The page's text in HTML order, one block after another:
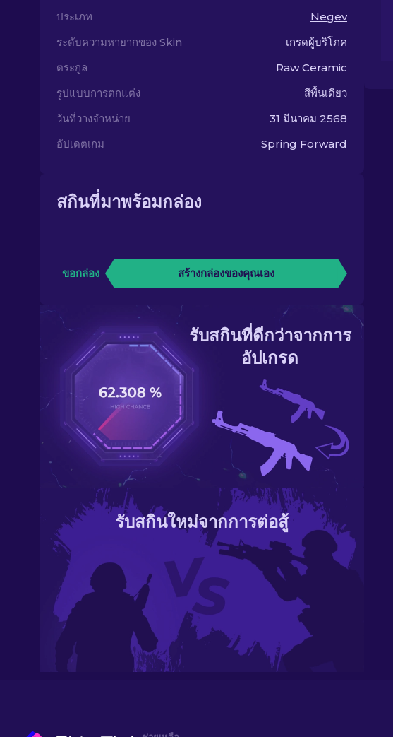
ประเภท
Negev
ระดับความหายากของ Skin
เกรดผู้บริโภค
ตระกูล
Raw Ceramic
รูปแบบการตกแต่ง
สีพื้นเดียว
วันที่วางจำหน่าย
31 มีนาคม 2568
อัปเดตเกม
Spring Forward
สกินที่มาพร้อมกล่อง
ขอกล่อง สร้างกล่องของคุณเอง
รับสกินที่ดีกว่าจากการ
อัปเกรด
รับสกินใหม่จากการต่อสู้